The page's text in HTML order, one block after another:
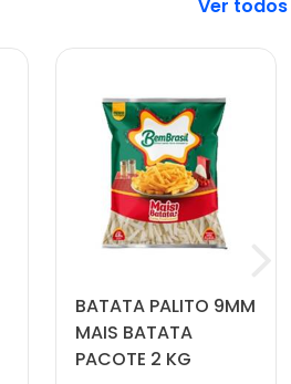
BATATA PALITO 9MM
MAIS BATATA
PACOTE 2 KG